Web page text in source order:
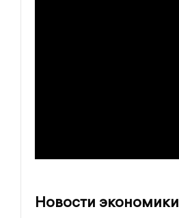
Новости экономики